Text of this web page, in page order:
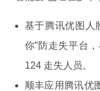
基于腾讯优图人
你”防走失平台
124 走失人员。
顺丰应用腾讯优